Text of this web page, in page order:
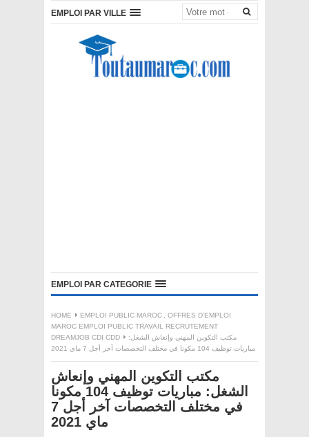
EMPLOI PAR VILLE
EMPLOI PAR CATEGORIE
HOME EMPLOI PUBLIC MAROC , OFFRES D'EMPLOI
MAROC EMPLOI PUBLIC TRAVAIL RECRUTEMENT
DREAMJOB CDI CDD
مكتب التكوين المهني وإنعاش الشغل:
مباريات توظيف 104 مكونا في مختلف التخصصات آخر أجل 7 ماي 2021
مكتب التكوين المهني وإنعاش
الشغل: مباريات توظيف 104 مكونا
في مختلف التخصصات آخر أجل 7
ماي 2021